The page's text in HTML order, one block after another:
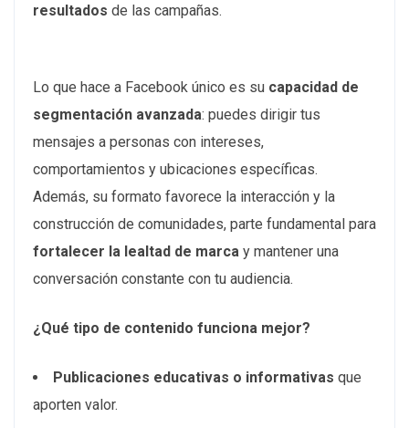
resultados de las campañas.
Lo que hace a Facebook único es su capacidad de
segmentación avanzada: puedes dirigir tus
mensajes a personas con intereses,
comportamientos y ubicaciones específicas.
Además, su formato favorece la interacción y la
construcción de comunidades, parte fundamental para
fortalecer la lealtad de marca y mantener una
conversación constante con tu audiencia.
¿Qué tipo de contenido funciona mejor?
Publicaciones educativas o informativas que
aporten valor.